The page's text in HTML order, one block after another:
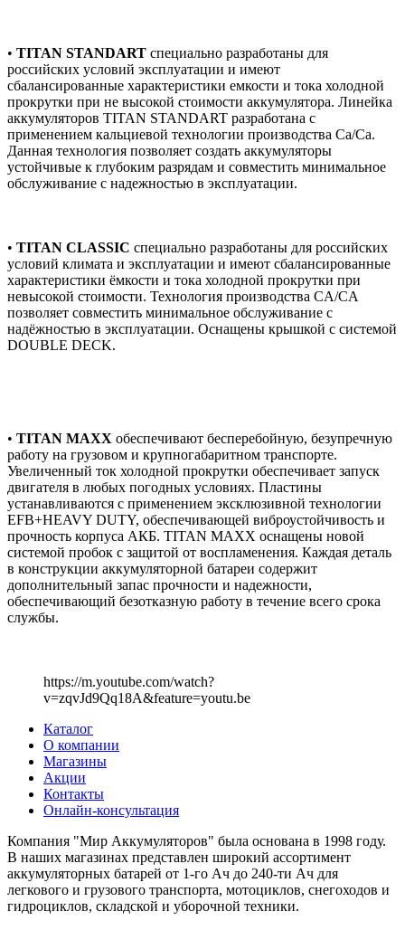
• TITAN STANDART специально разработаны для
российских условий эксплуатации и имеют
сбалансированные характеристики емкости и тока холодной
прокрутки при не высокой стоимости аккумулятора. Линейка
аккумуляторов TITAN STANDART разработана с
применением кальциевой технологии производства Ca/Ca.
Данная технология позволяет создать аккумуляторы
устойчивые к глубоким разрядам и совместить минимальное
обслуживание с надежностью в эксплуатации.
• TITAN CLASSIC специально разработаны для российских
условий климата и эксплуатации и имеют сбалансированные
характеристики ёмкости и тока холодной прокрутки при
невысокой стоимости. Технология производства CA/CA
позволяет совместить минимальное обслуживание с
надёжностью в эксплуатации. Оснащены крышкой с системой
DOUBLE DECK.
• TITAN MAXX обеспечивают бесперебойную, безупречную
работу на грузовом и крупногабаритном транспорте.
Увеличенный ток холодной прокрутки обеспечивает запуск
двигателя в любых погодных условиях. Пластины
устанавливаются с применением эксклюзивной технологии
EFB+HEAVY DUTY, обеспечивающей виброустойчивость и
прочность корпуса АКБ. TITAN MAXX оснащены новой
системой пробок с защитой от воспламенения. Каждая деталь
в конструкции аккумуляторной батареи содержит
дополнительный запас прочности и надежности,
обеспечивающий безотказную работу в течение всего срока
службы.
https://m.youtube.com/watch?
v=zqvJd9Qq18A&feature=youtu.be
Каталог
О компании
Магазины
Акции
Контакты
Онлайн-консультация
Компания "Мир Аккумуляторов" была основана в 1998 году.
В наших магазинах представлен широкий ассортимент
аккумуляторных батарей от 1-го Ач до 240-ти Ач для
легкового и грузового транспорта, мотоциклов, снегоходов и
гидроциклов, складской и уборочной техники.